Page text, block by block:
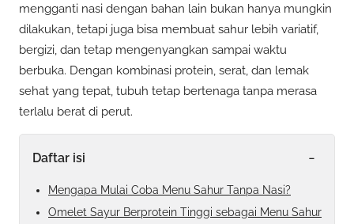
mengganti nasi dengan bahan lain bukan hanya mungkin
dilakukan, tetapi juga bisa membuat sahur lebih variatif,
bergizi, dan tetap mengenyangkan sampai waktu
berbuka. Dengan kombinasi protein, serat, dan lemak
sehat yang tepat, tubuh tetap bertenaga tanpa merasa
terlalu berat di perut.
Daftar isi -
Mengapa Mulai Coba Menu Sahur Tanpa Nasi?
Omelet Sayur Berprotein Tinggi sebagai Menu Sahur